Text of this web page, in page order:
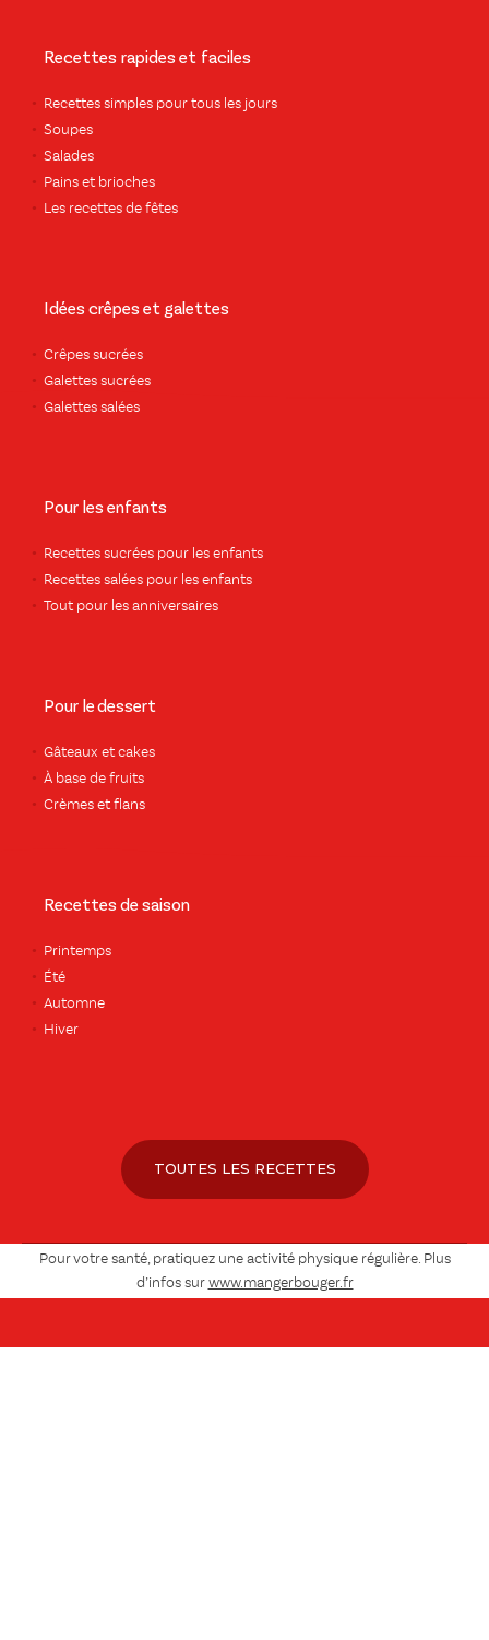
Recettes rapides et faciles
Recettes simples pour tous les jours
Soupes
Salades
Pains et brioches
Les recettes de fêtes
Idées crêpes et galettes
Crêpes sucrées
Galettes sucrées
Galettes salées
Pour les enfants
Recettes sucrées pour les enfants
Recettes salées pour les enfants
Tout pour les anniversaires
Pour le dessert
Gâteaux et cakes
À base de fruits
Crèmes et flans
Recettes de saison
Printemps
Été
Automne
Hiver
TOUTES LES RECETTES
Pour votre santé, pratiquez une activité physique régulière. Plus
d’infos sur www.mangerbouger.fr